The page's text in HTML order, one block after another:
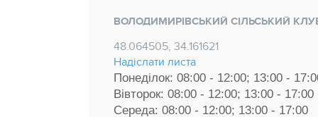
ВОЛОДИМИРІВСЬКИЙ СІЛЬСЬКИЙ
48.064505, 34.161621
Надіслати листа
Понеділок: 08:00 - 12:00; 13:00 -
Вівторок: 08:00 - 12:00; 13:00 - 17:00
Середа: 08:00 - 12:00; 13:00 - 17:00